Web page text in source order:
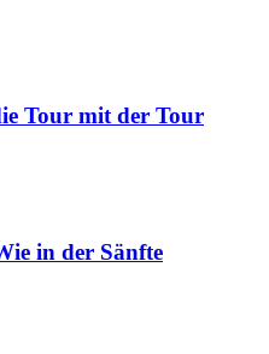
Tour mit der Tour
in der Sänfte